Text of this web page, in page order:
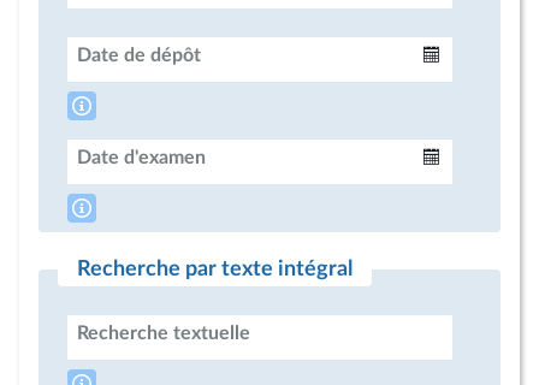
Date de dépôt
Date d'examen
Recherche par texte intégral
Recherche textuelle